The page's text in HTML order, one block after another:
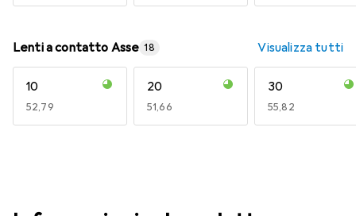
Lenti a contatto Asse 18 Visualizza tutti
10
EUR
52,79
20
EUR
51,66
30
EUR
55,82